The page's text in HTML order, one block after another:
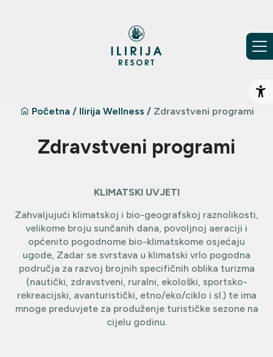
Početna / Ilirija Wellness / Zdravstveni programi
Zdravstveni programi
KLIMATSKI UVJETI
Zahvaljujući klimatskoj i bio-geografskoj raznolikosti,
velikome broju sunčanih dana, povoljnoj aeraciji i
općenito pogodnome bio-klimatskome osjećaju
ugode, Zadar se svrstava u klimatski vrlo pogodna
područja za razvoj brojnih specifičnih oblika turizma
(nautički, zdravstveni, ruralni, ekološki, sportsko-
rekreacijski, avanturistički, etno/eko/ciklo i sl.) te ima
mnoge preduvjete za produženje turističke sezone na
cijelu godinu.